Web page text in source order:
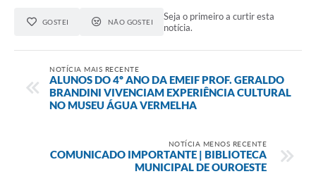
GOSTEI NÃO GOSTEI
Seja o primeiro a curtir esta
notícia.
NOTÍCIA MAIS RECENTE
ALUNOS DO 4º ANO DA EMEIF PROF. GERALDO
BRANDINI VIVENCIAM EXPERIÊNCIA CULTURAL
NO MUSEU ÁGUA VERMELHA
NOTÍCIA MENOS RECENTE
COMUNICADO IMPORTANTE | BIBLIOTECA
MUNICIPAL DE OUROESTE